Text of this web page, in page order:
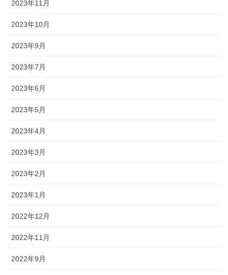
2023年11月
2023年10月
2023年9月
2023年7月
2023年6月
2023年5月
2023年4月
2023年3月
2023年2月
2023年1月
2022年12月
2022年11月
2022年9月